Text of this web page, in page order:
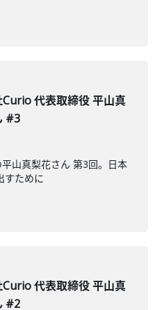
代表取締役 平山真
#3
山真梨花さん 第3回。日本
すために
代表取締役 平山真
#2